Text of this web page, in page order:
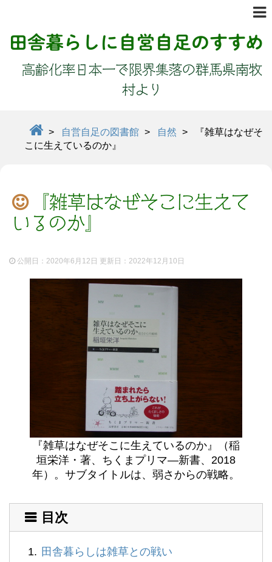
田舎暮らしに自営自足のすすめ
高齢化率日本一で限界集落の群馬県南牧
村より
> 自営自足の図書館 > 自然 >
『雑草はなぜそ
こに生えているのか』
『雑草はなぜそこに生えて
いるのか』
公開日：2020年6月12日 更新日： 2022年12月10日
『雑草はなぜそこに生えているのか』（稲
垣栄洋・著、ちくまプリマ―新書、2018
年）。サブタイトルは、弱さからの戦略。
目次
田舎暮らしは雑草との戦い